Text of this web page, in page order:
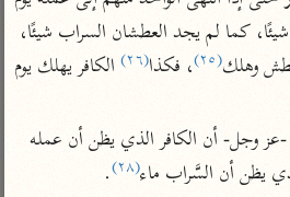
اشترك
•تليجرام
عن الباحث القرآني
وهلك(٢٥) ، فكذا(٢٦)
يظن أن السَّراب ماء(٢٨)
.